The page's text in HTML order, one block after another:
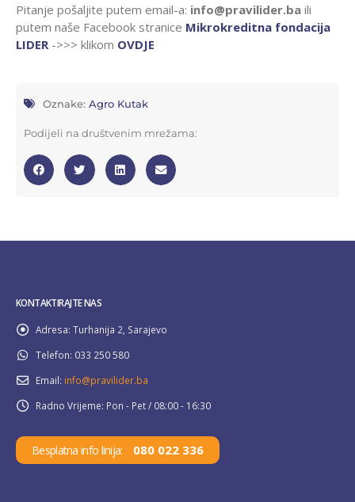
Pitanje pošaljite putem email-a: info@pravilider.ba ili
putem naše Facebook stranice Mikrokreditna fondacija
LIDER ->>> klikom OVDJE
Oznake: Agro Kutak
Podijeli na društvenim mrežama:
KONTAKTIRAJTE NAS
Adresa: Turhanija 2, Sarajevo
Telefon: 033 250 580
Email: info@pravilider.ba
Radno Vrijeme: Pon - Pet / 08:00 - 16:30
Besplatna info linija: 080 022 336